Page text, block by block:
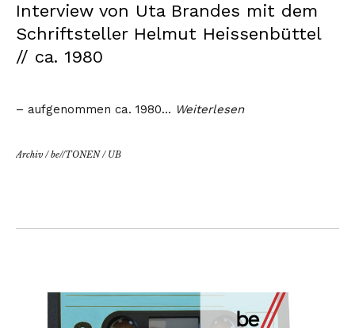
Interview von Uta Brandes mit dem
Schriftsteller Helmut Heissenbüttel
// ca. 1980
– aufgenommen ca. 1980… Weiterlesen
Archiv /be//TONEN/ UB